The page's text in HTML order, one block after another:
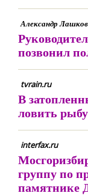
Александр
позвонил
tvrain.ru
В
ловить рыбу
interfax.ru
группу по
памятнике